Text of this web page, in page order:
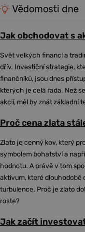
Vědomosti dne
Jak obchodovat s
Svět velkých financí a
dřív. Investiční strategie,
finančníků, jsou dnes
kterých je celá řada. Než
akcií, měl by znát základní
Proč cena zlata
Zlato je cenný kov, který
symbolem bohatství a
hodnotu. A právě v tom
aktivum, které dlouhodobě
turbulence. Proč je zlato
roste?
Jak začít